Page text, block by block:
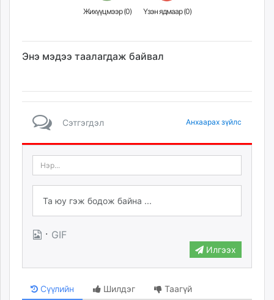
Жихүүцмээр (0) Үзэн ядмаар (0)
Энэ мэдээ таалагдаж байвал
Сэтгэгдэл Анхаарах зүйлс
· GIF
Илгээх
Сүүлийн Шилдэг Таагүй